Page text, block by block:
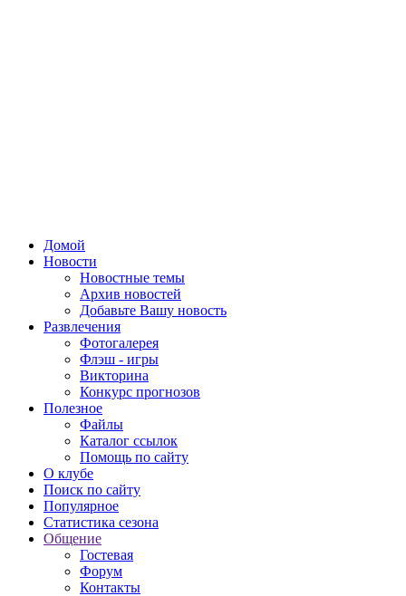
Домой
Новости
Новостные темы
Архив новостей
Добавьте Вашу новость
Развлечения
Фотогалерея
Флэш - игры
Викторина
Конкурс прогнозов
Полезное
Файлы
Каталог ссылок
Помощь по сайту
О клубе
Поиск по сайту
Популярное
Статистика сезона
Общение
Гостевая
Форум
Контакты